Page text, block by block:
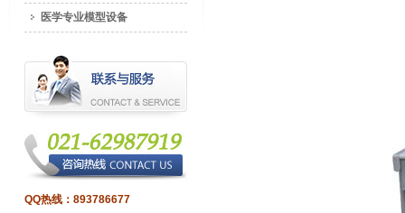
医学专业模型设备
QQ热线： 893786677